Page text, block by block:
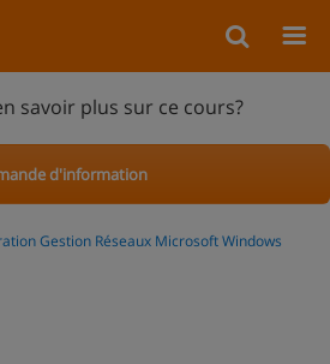
savoir plus sur ce cours?
d'information
Gestion Réseaux Microsoft Windows